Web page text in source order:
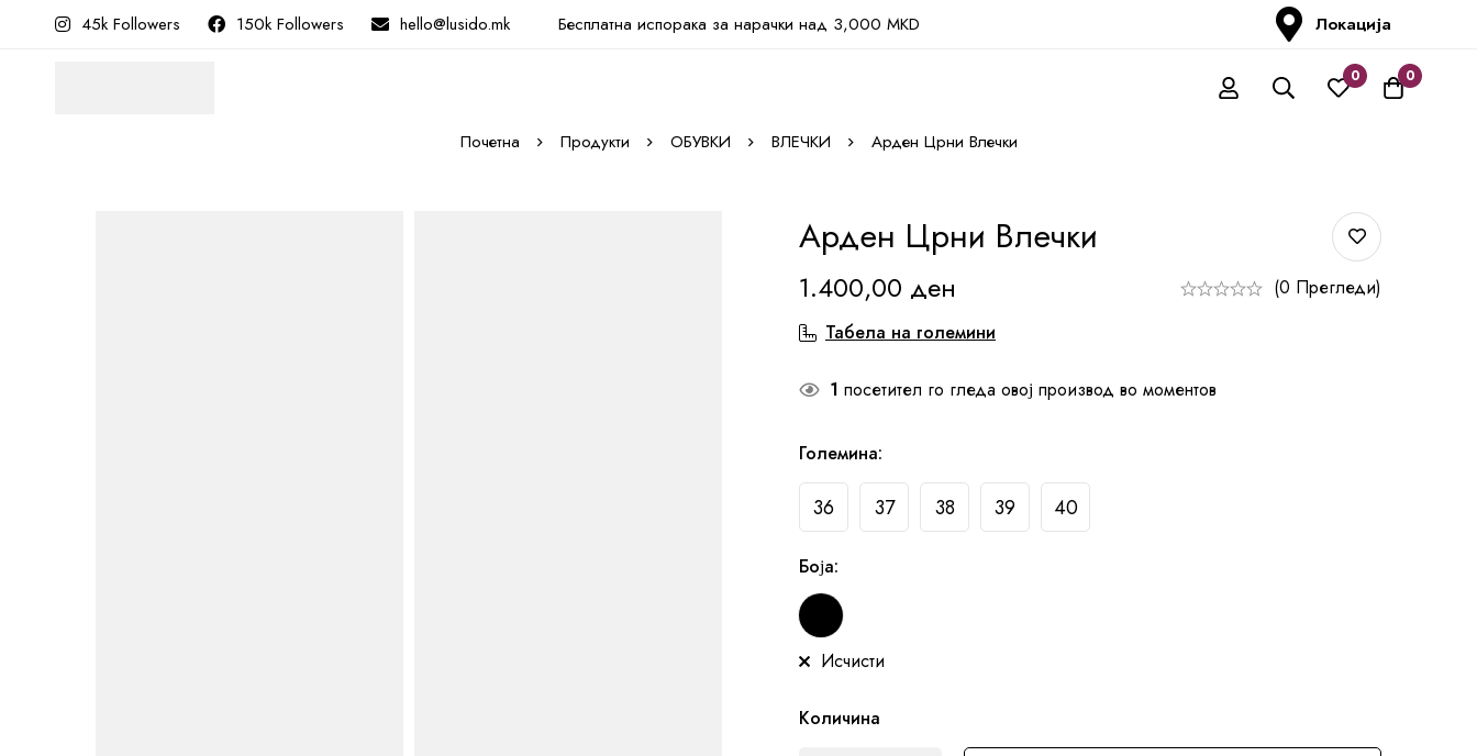
45k Followers 150k Followers hello@lusido.mk Бесплатна испорака за нарачки над 3,000 MKD Локација
0 0
Почетна Продукти ОБУВКИ ВЛЕЧКИ Арден Црни Влечки
Арден Црни Влечки
1.400,00 ден
(0 Прегледи)
Табела на големини
1 посетител го гледа овој производ во моментов
Големина:
36 37 38 39 40
Боја:
Исчисти
Количина